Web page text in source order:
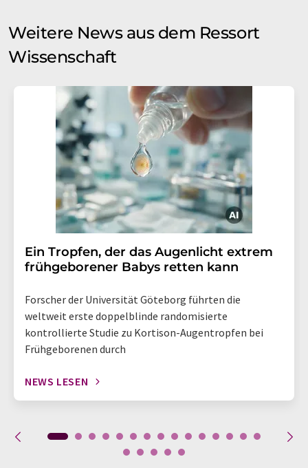
Weitere News aus dem Ressort
Wissenschaft
Ein Tropfen, der das Augenlicht extrem
frühgeborener Babys retten kann
Forscher der Universität Göteborg führten die
weltweit erste doppelblinde randomisierte
kontrollierte Studie zu Kortison-Augentropfen bei
Frühgeborenen durch
NEWS LESEN